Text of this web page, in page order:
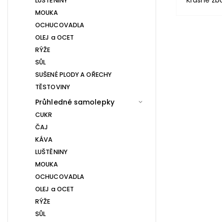
MOUKA
OCHUCOVADLA
OLEJ a OCET
RÝŽE
SŮL
SUŠENÉ PLODY A OŘECHY
TĚSTOVINY
Průhledné samolepky
CUKR
ČAJ
KÁVA
LUŠTĚNINY
MOUKA
OCHUCOVADLA
OLEJ a OCET
RÝŽE
SŮL